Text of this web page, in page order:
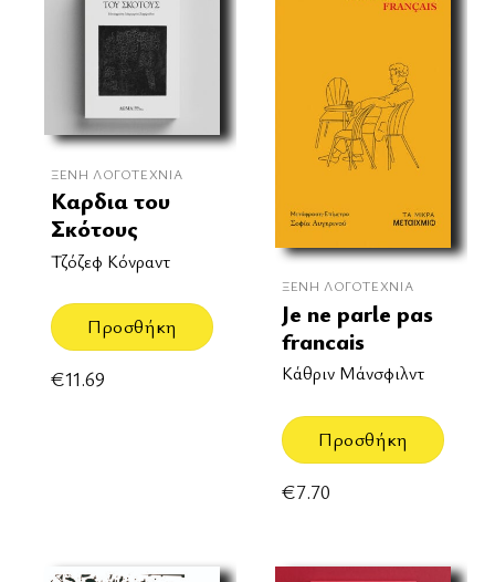
ΞΈΝΗ ΛΟΓΟΤΕΧΝΊΑ
Καρδια του
Σκότους
Τζόζεφ Κόνραντ
Προσθήκη
€11.69
ΞΈΝΗ ΛΟΓΟΤΕΧΝΊΑ
Je ne parle pas
francais
Κάθριν Μάνσφιλντ
Προσθήκη
€7.70